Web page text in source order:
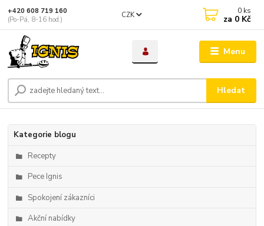
Menu
CZK
Hledat
+420 608 719 160
(Po-Pá, 8-16 hod.)
0 ks
za 0 Kč
Kategorie blogu
Recepty
Pece Ignis
Spokojení zákazníci
Akční nabídky